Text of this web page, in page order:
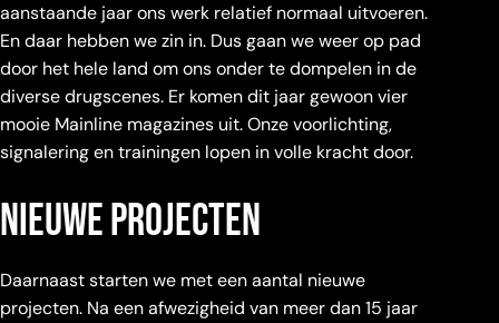
aanstaande jaar ons werk relatief normaal uitvoeren.
En daar hebben we zin in. Dus gaan we weer op pad
door het hele land om ons onder te dompelen in de
diverse drugscenes. Er komen dit jaar gewoon vier
mooie Mainline magazines uit. Onze voorlichting,
signalering en trainingen lopen in volle kracht door.
nieuwe projecten
Daarnaast starten we met een aantal nieuwe
projecten. Na een afwezigheid van meer dan 15 jaar